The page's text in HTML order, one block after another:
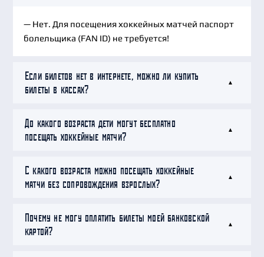
— Нет. Для посещения хоккейных матчей паспорт
болельщика (FAN ID) не требуется!
Если билетов нет в интернете, можно ли купить
билеты в кассах?
До какого возраста дети могут бесплатно
посещать хоккейные матчи?
С какого возраста можно посещать хоккейные
матчи без сопровождения взрослых?
Почему не могу оплатить билеты моей банковской
картой?